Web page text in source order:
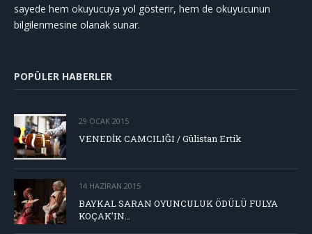
sayede hem okuyucuya yol gösterir, hem de okuyucunun
bilgilenmesine olanak sunar.
POPÜLER HABERLER
29 OCAK 2015
VENEDİK CAMCILIĞI / Gülistan Ertik
14 HAZIRAN 2015
BAYKAL SARAN OYUNCULUK ÖDÜLÜ FULYA
KOÇAK’IN…